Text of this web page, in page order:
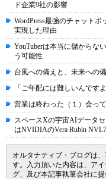
ド企業9社の影響
WordPress最強のチャット
実現した理由
YouTuberは本当に儲からな
う可能性
台風への備えと、未来への備
「ご年配には難しいんです
営業は終わった（１）会っ
スペースXの宇宙AIデータ
はNVIDIAのVera Rubin
オルタナティブ・ブログは
す。入力頂いた内容は、ア
グ、及び本記事執筆会社に提